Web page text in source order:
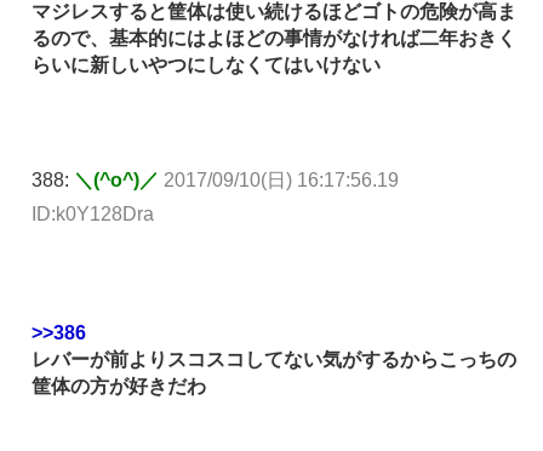
マジレスすると筐体は使い続けるほどゴトの危険が高ま
るので、基本的にはよほどの事情がなければ二年おきく
らいに新しいやつにしなくてはいけない
388: ＼(^o^)／ 2017/09/10(日) 16:17:56.19
ID:k0Y128Dra
>>386
レバーが前よりスコスコしてない気がするからこっちの
筐体の方が好きだわ